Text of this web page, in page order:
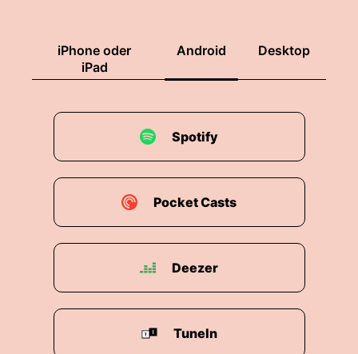
iPhone oder
iPad
Android Desktop
Spotify
Pocket Casts
Deezer
TuneIn